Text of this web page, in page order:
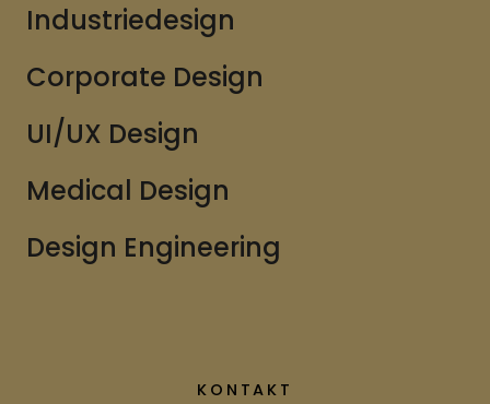
Industriedesign
Corporate Design
UI/UX Design
Medical Design
Design Engineering
KONTAKT